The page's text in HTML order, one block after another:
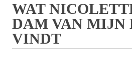
WAT
DAM VAN MIJN
VINDT